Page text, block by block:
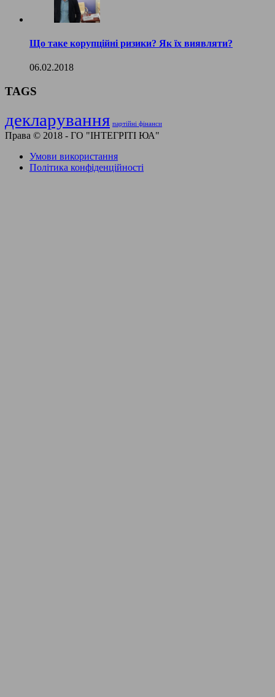
Що таке корупційні ризики? Як їх виявляти?
06.02.2018
TAGS
декларування партійні фінанси
Права © 2018 - ГО "ІНТЕГРІТІ ЮА"
Умови використання
Політика конфіденційності